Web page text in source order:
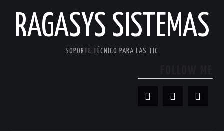
RAGASYS SISTEMAS
SOPORTE TÉCNICO PARA LAS TIC